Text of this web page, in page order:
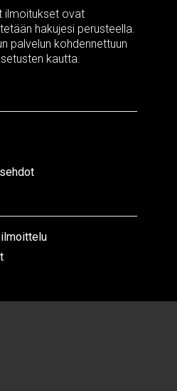
ilmoitukset ovat
hakujesi perusteella.
palvelun kohdennettuun
kautta.